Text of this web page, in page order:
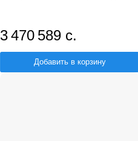
3 470 589 с.
Добавить в корзину